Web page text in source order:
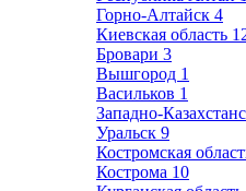
Горно-Алтайск 4
Киевская область
Бровари 3
Вышгород 1
Васильков 1
Западно-
Уральск 9
Костромская
Кострома 10